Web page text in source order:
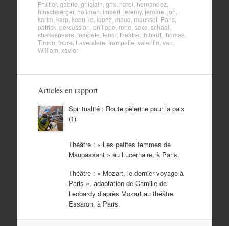
Fruitier, gabrie ghislain grix, harel hernandez,
hinschberger, hoffman imbert, jeremy, jerome jon
karim karp keen le lopez, maud mousset, Paris,
patrick percussion philippe rene saxo schaal
shakespeare tempete tenor, theatre thibaut, thomas,
Timon toure traversiere trompette valentin van
William xavier
Articles en rapport
Spiritualité : Route pèlerine pour la paix
(1)
Théâtre : « Les petites femmes de
Maupassant » au Lucernaire, à Paris.
Théâtre : « Mozart, le dernier voyage à
Paris », adaptation de Camille de
Leobardy d’après Mozart au théâtre
Essaïon, à Paris.